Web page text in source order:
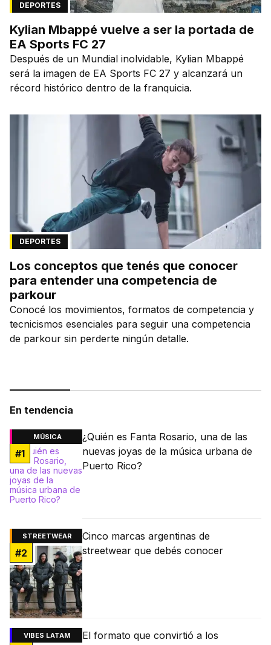
DEPORTES
Kylian Mbappé vuelve a ser la portada de
EA Sports FC 27
Después de un Mundial inolvidable, Kylian Mbappé
será la imagen de EA Sports FC 27 y alcanzará un
récord histórico dentro de la franquicia.
DEPORTES
Los conceptos que tenés que conocer
para entender una competencia de
parkour
Conocé los movimientos, formatos de competencia y
tecnicismos esenciales para seguir una competencia
de parkour sin perderte ningún detalle.
En tendencia
MÚSICA
#1
¿Quién es Fanta Rosario, una de las
nuevas joyas de la música urbana de
Puerto Rico?
STREETWEAR
#2
Cinco marcas argentinas de
streetwear que debés conocer
VIBES LATAM
El formato que convirtió a los